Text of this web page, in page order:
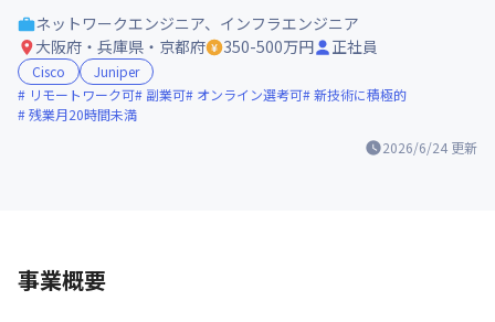
2026/6/24 更新
ネットワークエンジニア、インフラエンジニア
大阪府・兵庫県・京都府
350-500万円 正社員
Cisco
Juniper
リモートワーク可
副業可 オンライン選考可 新技術に積極的
残業月20時間未満
事業概要